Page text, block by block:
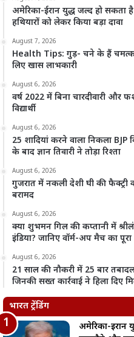
अमेरिका-ईरान युद्ध जल्द हो
हथियारों को लेकर किया बड़ा दावा
August 7, 2026
Health Tips: गुड़- चने के हैं
लिए खास लाभकारी
August 6, 2026
वर्ष 2022 में बिना चारदीवारी
विद्यार्थी
August 6, 2026
25 शादियां करने वाला निकला
के बाद ज्ञान तिवारी ने तोड़ा रिश्ता
August 6, 2026
गुजरात में नकली देशी घी की फैक्ट्री
बरामद
August 6, 2026
क्या शुभमन गिल की कप्तानी में
इंडिया? जानिए वॉर्म-अप मैच का
August 6, 2026
21 साल की नौकरी में 25 बार
जिनकी सख्त कार्रवाई ने हिला दिए
भारत ट्रेंडिंग
अमेरिका-ईरान